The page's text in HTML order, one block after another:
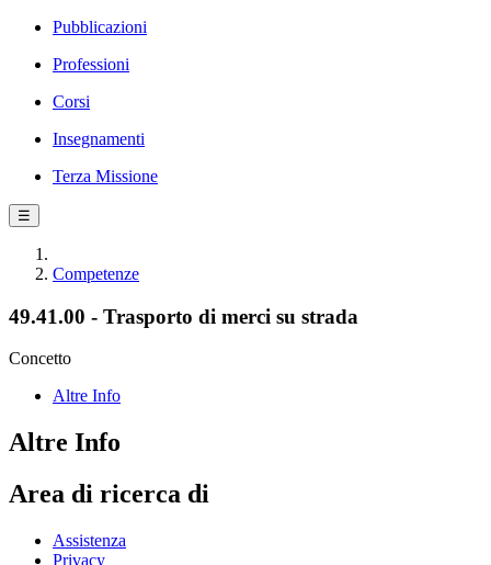
Pubblicazioni
Professioni
Corsi
Insegnamenti
Terza Missione
☰
Competenze
49.41.00 - Trasporto di merci su strada
Concetto
Altre Info
Altre Info
Area di ricerca di
Assistenza
Privacy